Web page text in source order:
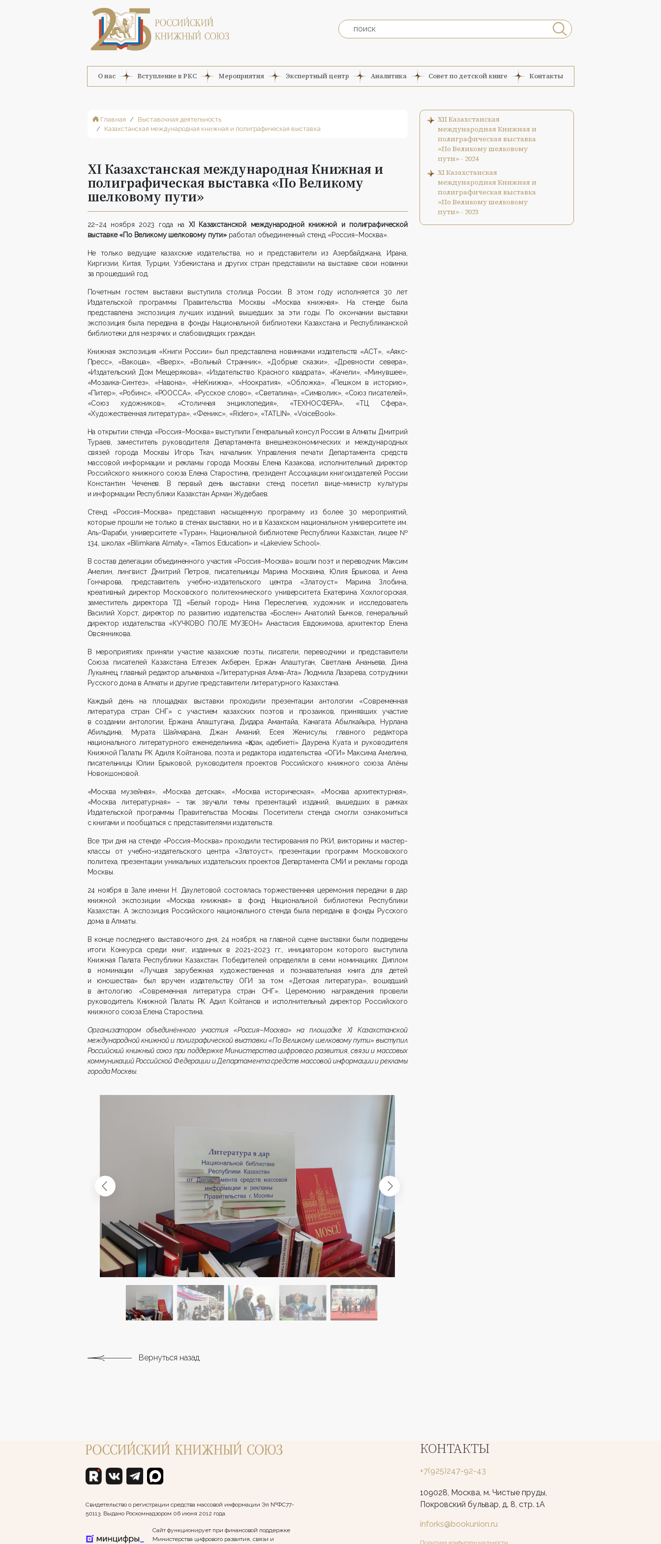
О нас Вступление в РКС Мероприятия Экспертный центр Аналитика Совет по детской книге Контакты
Главная
Выставочная деятельность
Казахстанская международная книжная и полиграфическая выставка
XI Казахстанская международная Книжная и
полиграфическая выставка «По Великому
шелковому пути»
22–24 ноября 2023 года на XIКазахстанской международной книжной и полиграфической
выставке «По Великому шелковому пути» работал объединенный стенд «Россия–Москва».
Не только ведущие казахские издательства, но и представители из Азербайджана, Ирана,
Киргизии, Китая, Турции, Узбекистана и других стран представили на выставке свои новинки
за прошедший год.
Почетным гостем выставки выступила столица России. В этом году исполняется 30 лет
Издательской программы Правительства Москвы «Москва книжная». На стенде была
представлена экспозиция лучших изданий, вышедших за эти годы. По окончании выставки
экспозиция была передана в фонды Национальной библиотеки Казахстана и Республиканской
библиотеки для незрячих и слабовидящих граждан.
Книжная экспозиция «Книги России» был представлена новинками издательств «АСТ», «Аякс-
Пресс», «Вакоша», «Вверх», «Вольный Странник», «Добрые сказки», «Древности севера»,
«Издательский Дом Мещерякова», «Издательство Красного квадрата», «Качели», «Минувшее»,
«Мозаика-Синтез», «Навона», «НеКнижка», «Ноократия», «Обложка», «Пешком в историю»,
«Питер», «Робинс», «РООССА», «Русское слово», «Светалина», «Символик», «Союз писателей»,
«Союз художников», «Столичная энциклопедия», «ТЕХНОСФЕРА», «ТЦ Сфера»,
«Художественная литература», «Феникс», «Ridero», «TATLIN», «VoiceBook».
На открытии стенда «Россия–Москва» выступили Генеральный консул России в Алматы Дмитрий
Тураев, заместитель руководителя Департамента внешнеэкономических и международных
связей города Москвы Игорь Ткач, начальник Управления печати Департамента средств
массовой информации и рекламы города Москвы Елена Казакова, исполнительный директор
Российского книжного союза Елена Старостина, президент Ассоциации книгоиздателей России
Константин Чеченев. В первый день выставки стенд посетил вице-министр культуры
и информации Республики Казахстан Арман Жудебаев.
Стенд «Россия–Москва» представил насыщенную программу из более 30 мероприятий,
которые прошли не только в стенах выставки, но и в Казахском национальном университете им.
Аль-Фараби, университете «Туран», Национальной библиотеке Республики Казахстан, лицее №
134, школах «Bilimkana Almaty», «Tamos Education» и «Lakeview School».
В состав делегации объединенного участия «Россия–Москва» вошли поэт и переводчик Максим
Амелин, лингвист Дмитрий Петров, писательницы Марина Москвина, Юлия Брыкова, и Анна
Гончарова, представитель учебно-издательского центра «Златоуст» Марина Злобина,
креативный директор Московского политехнического университета Екатерина Хохлогорская,
заместитель директора ТД «Белый город» Нина Переслегина, художник и исследователь
Василий Хорст, директор по развитию издательства «Бослен» Анатолий Бычков, генеральный
директор издательства «КУЧКОВО ПОЛЕ МУЗЕОН» Анастасия Евдокимова, архитектор Елена
Овсянникова.
В мероприятиях приняли участие казахские поэты, писатели, переводчики и представители
Союза писателей Казахстана Елгезек Акберен, Ержан Алаштуган, Светлана Ананьева, Дина
Лукьянец, главный редактор альманаха «Литературная Алма-Ата» Людмила Лазарева, сотрудники
Русского дома в Алматы и другие представители литературного Казахстана.
Каждый день на площадках выставки проходили презентации антологии «Современная
литература стран СНГ» с участием казахских поэтов и прозаиков, принявших участие
в создании антологии, Ержана Алаштугана, Дидара Амантайа, Канагата Абылкайыра, Нурлана
Абильдина, Мурата Шаймарана, Джан Аманий, Есея Женисулы, главного редактора
национального литературного еженедельника «Қазақ әдебиеті» Даурена Куата и руководителя
Книжной Палаты РК Адиля Койтанова, поэта и редактора издательства «ОГИ» Максима Амелина,
писательницы Юлии Брыковой, руководителя проектов Российского книжного союза Алёны
Новокшоновой.
«Москва музейная», «Москва детская», «Москва историческая», «Москва архитектурная»,
«Москва литературная» – так звучали темы презентаций изданий, вышедших в рамках
Издательской программы Правительства Москвы. Посетители стенда смогли ознакомиться
с книгами и пообщаться с представителями издательств.
Все три дня на стенде «Россия–Москва» проходили тестирования по РКИ, викторины и мастер-
классы от учебно-издательского центра «Златоуст», презентации программ Московского
политеха, презентации уникальных издательских проектов Департамента СМИ и рекламы города
Москвы.
24 ноября в Зале имени Н. Даулетовой состоялась торжественная церемония передачи в дар
книжной экспозиции «Москва книжная» в фонд Национальной библиотеки Республики
Казахстан. А экспозиция Российского национального стенда была передана в фонды Русского
дома в Алматы.
В конце последнего выставочного дня, 24 ноября, на главной сцене выставки были подведены
итоги Конкурса среди книг, изданных в 2021–2023 гг., инициатором которого выступила
Книжная Палата Республики Казахстан. Победителей определяли в семи номинациях. Диплом
в номинации «Лучшая зарубежная художественная и познавательная книга для детей
и юношества» был вручен издательству ОГИ за том «Детская литература», вошедший
в антологию «Современная литература стран СНГ». Церемонию награждения провели
руководитель Книжной Палаты РК Адил Койтанов и исполнительный директор Российского
книжного союза Елена Старостина.
Организатором объединённого участия «Россия–Москва» на площадке XI Казахстанской
международной книжной и полиграфической выставки «По Великому шелковому пути» выступил
Российский книжный союз при поддержке Министерства цифрового развития, связи и массовых
коммуникаций Российской Федерации и Департамента средств массовой информации и рекламы
города Москвы.
Вернуться назад
XII Казахстанская
международная Книжная и
полиграфическая выставка
«По Великому шелковому
пути» - 2024
XI Казахстанская
международная Книжная и
полиграфическая выставка
«По Великому шелковому
пути» - 2023
Свидетельство о регистрации средства массовой информации Эл №ФС77-
50113. Выдано Роскомнадзором 06 июня 2012 года.
Сайт функционирует при финансовой поддержке
Министерства цифрового развития, связи и
КОНТАКТЫ
+7(925)247-92-43
109028, Москва, м. Чистые пруды,
Покровский бульвар, д. 8, стр. 1А
inforks@bookunion.ru
Политика конфиденциальности